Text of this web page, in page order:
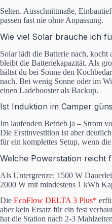
Selten. Ausschnittmaße,
passen fast nie ohne Anpassung.
Wie viel Solar brauche ich
Solar lädt die Batterie nach, kocht
bleibt die Batteriekapazität. Als
hältst du bei Sonne den
nach. Bei wenig Sonne oder im
einen Ladebooster als Backup.
Ist Induktion im Camper
Im laufenden Betrieb ja – Strom
Die Erstinvestition ist aber
für ein komplettes Setup, wenn
Welche Powerstation reicht
Als Untergrenze: 1500 W
2000 W mit mindestens 1 kWh
Die EcoFlow DELTA 3 Plus*
aber kein Ersatz für ein fest
hat die Station nach 2-3